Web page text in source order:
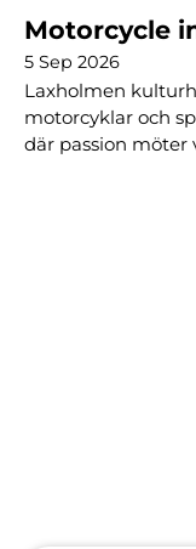
Motorcycle
5 Sep 2026
Laxholmen
motorcyklar och
där passion möter